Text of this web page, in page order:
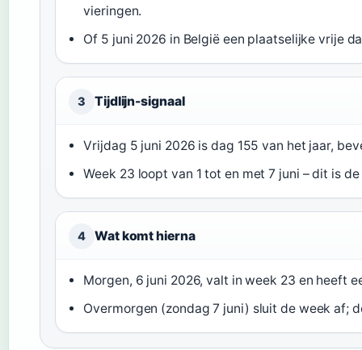
vieringen.
Of 5 juni 2026 in België een plaatselijke vrije
3 Tijdlijn-signaal
Vrijdag 5 juni 2026 is dag 155 van het jaar,
Week 23 loopt van 1 tot en met 7 juni – dit is
4 Wat komt hierna
Morgen, 6 juni 2026, valt in week 23 en heeft
Overmorgen (zondag 7 juni) sluit de week af;